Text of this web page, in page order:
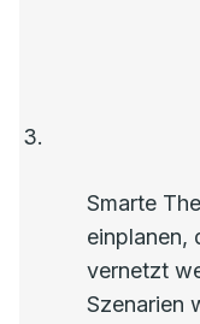
Smarte
einplanen,
vernetzt
Szenarien